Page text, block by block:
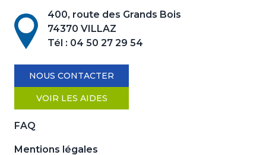
400, route des Grands Bois
74370 VILLAZ
Tél : 04 50 27 29 54
NOUS CONTACTER
VOIR LES AIDES
FAQ
Mentions légales